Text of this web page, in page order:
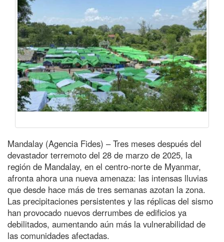
Mandalay (Agencia Fides) – Tres meses después del
devastador terremoto del 28 de marzo de 2025, la
región de Mandalay, en el centro-norte de Myanmar,
afronta ahora una nueva amenaza: las intensas lluvias
que desde hace más de tres semanas azotan la zona.
Las precipitaciones persistentes y las réplicas del sismo
han provocado nuevos derrumbes de edificios ya
debilitados, aumentando aún más la vulnerabilidad de
las comunidades afectadas.